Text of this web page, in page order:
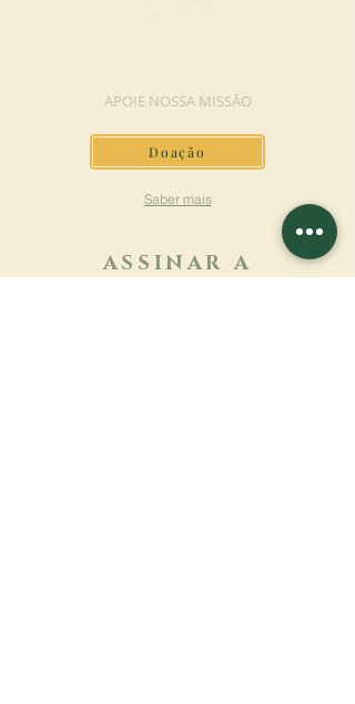
APOIE NOSSA MISSÃO
Doação
Saber mais
ASSINAR A